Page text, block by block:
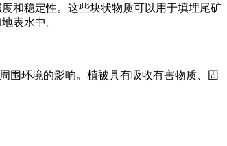
和稳定性。这些块状物质可以用于填埋尾矿
表水中。
围环境的影响。植被具有吸收有害物质、固